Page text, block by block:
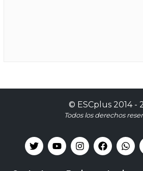
© ESCplus2014 -
Todos los derechos